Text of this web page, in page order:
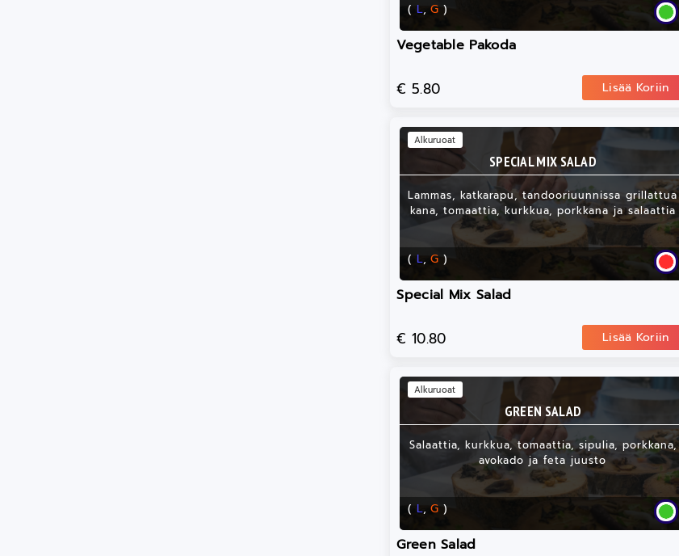
( L,G )
Vegetable Pakoda
€ 5.80 Lisää Koriin
SPECIAL MIX SALAD
Lammas, katkarapu, tandooriuunnissa grillattua
kana, tomaattia, kurkkua, porkkana ja salaattia
( L,G )
Alkuruoat
Special Mix Salad
€ 10.80 Lisää Koriin
GREEN SALAD
Salaattia, kurkkua, tomaattia, sipulia, porkkana,
avokado ja feta juusto
( L,G )
Alkuruoat
Green Salad